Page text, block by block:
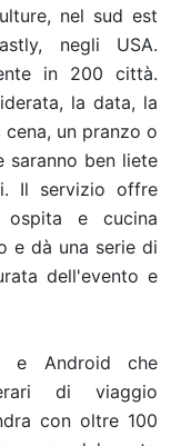
nel sud est
negli USA.
in 200 città.
la data, la
un pranzo o
saranno ben liete
Il servizio offre
e cucina
e dà una serie di
dell'evento e
Android che
di viaggio
con oltre 100